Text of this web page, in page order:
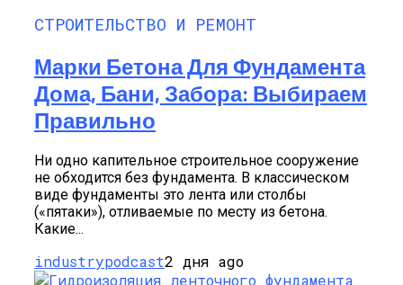
СТРОИТЕЛЬСТВО И РЕМОНТ
Марки Бетона Для Фундамента
Дома, Бани, Забора: Выбираем
Правильно
Ни одно капительное строительное сооружение
не обходится без фундамента. В классическом
виде фундаменты это лента или столбы
(«пятаки»), отливаемые по месту из бетона.
Какие...
industrypodcast2 дня ago